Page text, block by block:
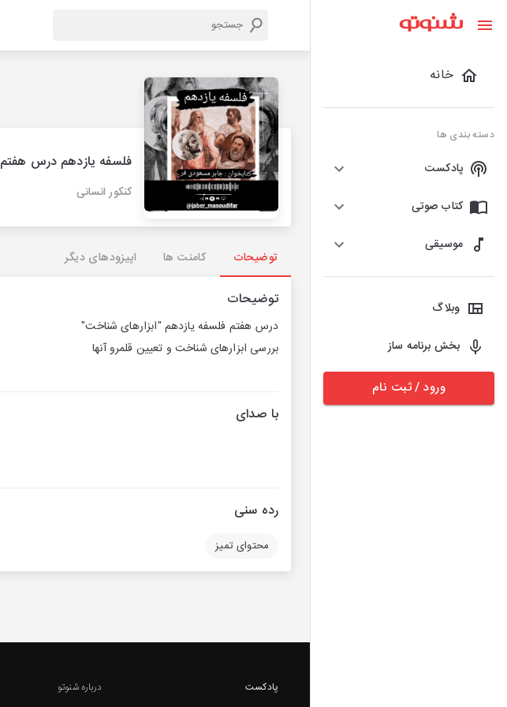
خانه
دسته بندی ها
پادکست
کتاب صوتی
موسیقی
وبلاگ
بخش برنامه ساز
ورود / ثبت نام
فلسفه یازدهم درس هفتم
کنکور انسانی
توضیحات کامنت ها اپیزودهای دیگر
توضیحات
درس هفتم فلسفه یازدهم "ابزارهای شناخت"
بررسی ابزارهای شناخت و تعیین قلمرو آنها
با صدای
رده سنی
محتوای تمیز
پادکست
درباره شنوتو